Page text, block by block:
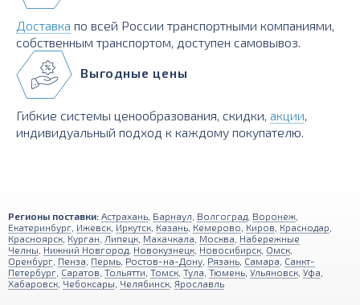
Доставка по всей России транспортными компаниями,
собственным транспортом, доступен самовывоз.
Выгодные цены
Гибкие системы ценообразования, скидки, акции,
индивидуальный подход к каждому покупателю.
Регионы поставки: Астрахань Барнаул Волгоград Воронеж
Екатеринбург Ижевск Иркутск Казань Кемерово Киров Краснодар
Красноярск Курган Липецк Махачкала Москва Набережные
Челны Нижний Новгород Новокузнецк Новосибирск Омск
Оренбург Пенза Пермь Ростов-на-Дону Рязань Самара Санкт-
Петербург Саратов Тольятти Томск Тула Тюмень Ульяновск Уфа
Хабаровск Чебоксары Челябинск Ярославль